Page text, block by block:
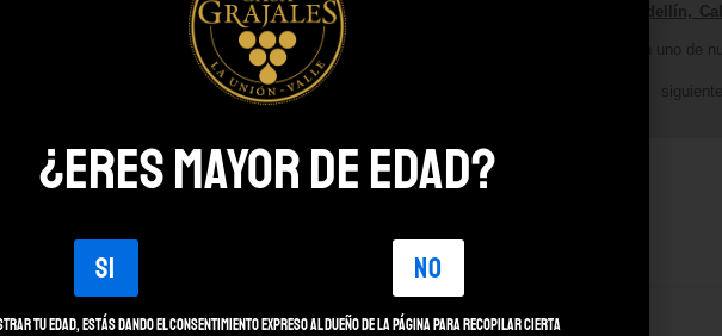
Realizamos
despachos a las ciudades de Medellín,
Unión (Valle del Cauca)
Los pedidos se reciben a través de WhatsApp con uno de
Anivel nacional
puedes encontrarnos en las
MÁS DE NUESTROS PRODUCTOS...
¿ERES MAYOR DE EDAD?
SI NO
tu edad, estás dando el consentimiento expreso al dueño de la página para recopilar cierta